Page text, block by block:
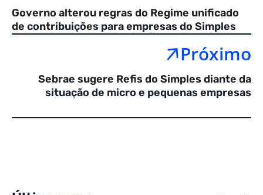
Governo alterou regras do Regime unificado
de contribuições para empresas do Simples
Próximo
Sebrae sugere Refis do Simples diante da
situação de micro e pequenas empresas